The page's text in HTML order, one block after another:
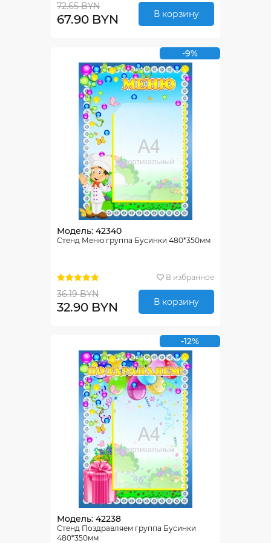
72.65 BYN
67.90 BYN В корзину
-9%
Модель: 42340
Стенд Меню группа Бусинки 480*350мм
В избранное
36.19 BYN
32.90 BYN В корзину
-12%
Модель: 42238
Стенд Поздравляем группа Бусинки
480*350мм